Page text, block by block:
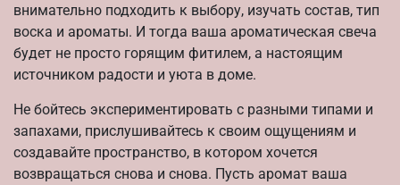
внимательно подходить к выбору, изучать состав, тип
воска и ароматы. И тогда ваша ароматическая свеча
будет не просто горящим фитилем, а настоящим
источником радости и уюта в доме.
Не бойтесь экспериментировать с разными типами и
запахами, прислушивайтесь к своим ощущениям и
создавайте пространство, в котором хочется
возвращаться снова и снова. Пусть аромат ваша